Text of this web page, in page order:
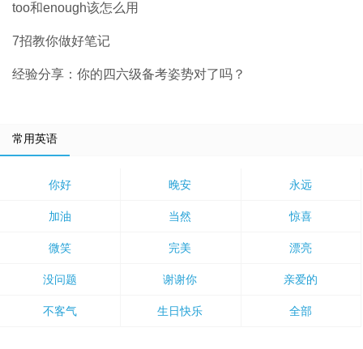
too和enough该怎么用
7招教你做好笔记
经验分享：你的四六级备考姿势对了吗？
常用英语
你好 晚安 永远
加油 当然 惊喜
微笑 完美 漂亮
没问题 谢谢你 亲爱的
不客气 生日快乐 全部